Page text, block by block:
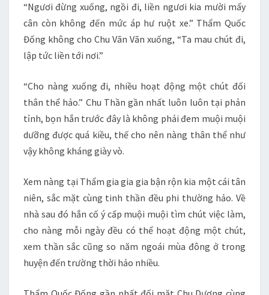
“Ngươi đừng xuống, ngồi đi, liền ngươi kia mười mấy
cân còn không đến mức áp hư ruột xe.” Thẩm Quốc
Đống không cho Chu Vãn Vãn xuống, “Ta mau chút đi,
lập tức liền tới nơi.”
“Cho nàng xuống đi, nhiều hoạt động một chút đối
thân thể hảo.” Chu Thần gần nhất luôn luôn tại phản
tỉnh, bọn hắn trước đây là không phải đem muội muội
dưỡng được quá kiều, thế cho nên nàng thân thể như
vậy không kháng giày vò.
Xem nàng tại Thẩm gia gia gia bận rộn kia một cái tân
niên, sắc mặt cùng tinh thần đều phi thường hảo. Về
nhà sau đó hắn cố ý cấp muội muội tìm chút việc làm,
cho nàng mỗi ngày đều có thể hoạt động một chút,
xem thần sắc cũng so năm ngoái mùa đông ở trong
huyện đến trường thời hảo nhiều.